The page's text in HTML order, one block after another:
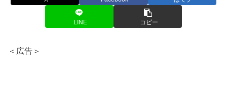
LINE コピー
＜広告＞